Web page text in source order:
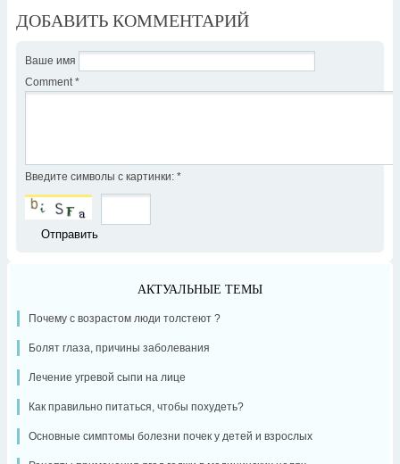
ДОБАВИТЬ КОММЕНТАРИЙ
Ваше имя
Comment *
Введите символы с картинки: *
АКТУАЛЬНЫЕ ТЕМЫ
Почему с возрастом люди толстеют ?
Болят глаза, причины заболевания
Лечение угревой сыпи на лице
Как правильно питаться, чтобы похудеть?
Основные симптомы болезни почек у детей и взрослых